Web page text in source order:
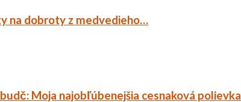
na dobroty z medvedieho…
Moja najobľúbenejšia cesnaková polievka